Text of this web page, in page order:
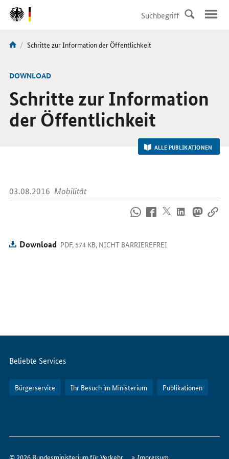
DirektZu:
Navigation
Sie
hier:
Aktuelle
Schritte zur Information der Öffentlichkeit
DOWNLOAD
Schritte zur Information
der Öffentlichkeit
ALLE PUBLIKATIONEN
03.08.2016 Mobilität
uns
im
Download PDF, 574 KB, NICHT BARRIEREFREI
Servicemenü
Beliebte Services
Bürgerservice Ihr Besuch im Ministerium Publikationen
erreichen